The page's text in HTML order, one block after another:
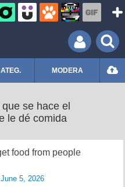
MODERA
se hace el
le dé comida
food from people
June 5, 2026